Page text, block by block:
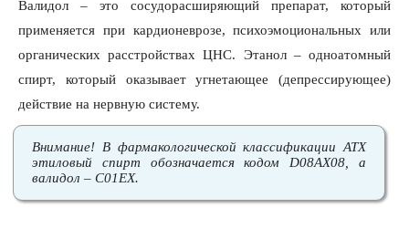
Валидол – это сосудорасширяющий препарат, который
применяется при кардионеврозе, психоэмоциональных или
органических расстройствах ЦНС. Этанол – одноатомный
спирт, который оказывает угнетающее (депрессирующее)
действие на нервную систему.
Внимание! В фармакологической классификации АТХ
этиловый спирт обозначается кодом D08AX08, а
валидол – C01EX.